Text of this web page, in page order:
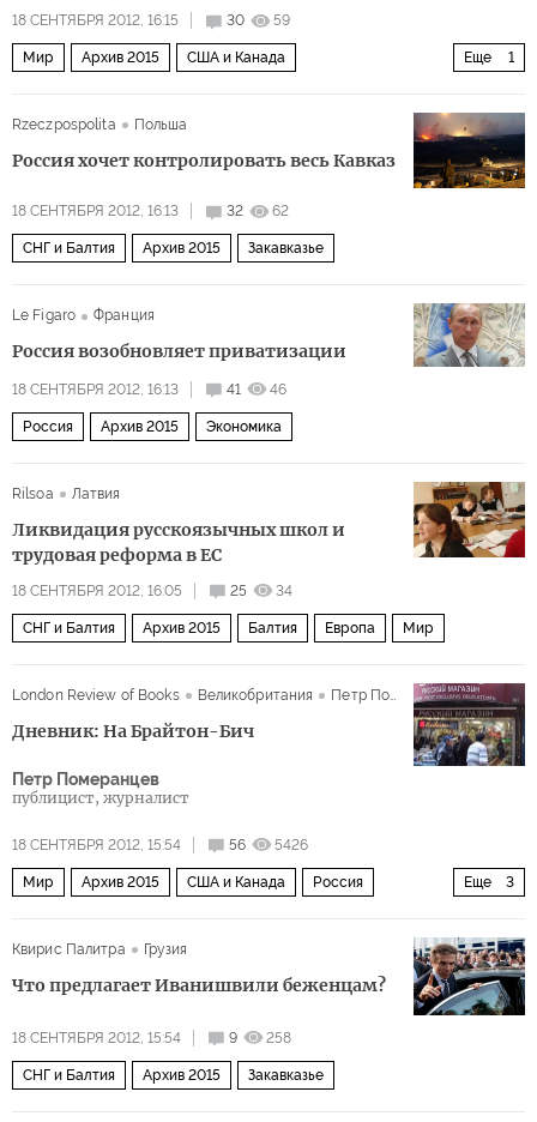
18 СЕНТЯБРЯ 2012, 16:15 30 59
Еще 1
Мир Архив 2015 США и Канада
Rzeczpospolita
Польша
Россия хочет контролировать весь Кавказ
18 СЕНТЯБРЯ 2012, 16:13 32 62
СНГ и Балтия Архив 2015 Закавказье
Le Figaro Франция
Россия возобновляет приватизации
18 СЕНТЯБРЯ 2012, 16:13 41 46
Россия Архив 2015 Экономика
Rilsoa Латвия
Ликвидация русскоязычных школ и
трудовая реформа в ЕС
18 СЕНТЯБРЯ 2012, 16:05 25 34
СНГ и Балтия Архив 2015 Балтия Европа Мир
London Review of Books Великобритания Петр Померанцев
Дневник: На Брайтон-Бич
Петр Померанцев
публицист, журналист
18 СЕНТЯБРЯ 2012, 15:54 56 5426
Еще 3
Мир Архив 2015 США и Канада Россия
Квирис Палитра
Грузия
Что предлагает Иванишвили беженцам?
18 СЕНТЯБРЯ 2012, 15:54 9 258
СНГ и Балтия Архив 2015 Закавказье